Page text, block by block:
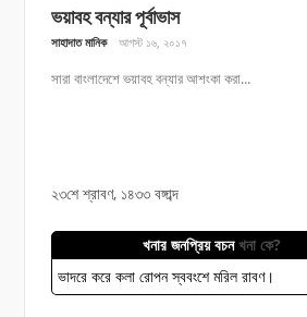
ভয়াবহ বন্যার পূর্বাভাস
সাহাদাত মানিক আগস্ট ১৬, ২০১৭
সারা বাংলাদেশে ভয়াবহ বন্যার আশংকা করা...
২৩শে শ্রাবণ, ১৪৩৩ বঙ্গাব্দ
খনার জনপ্রিয় বচনখনা কে?
ভাদরে করে কলা রোপন স্ববংশে মরিল রাবণ।